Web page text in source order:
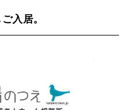
入居。